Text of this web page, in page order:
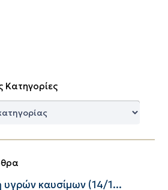
Κατηγορίες
υγρών καυσίμων (14/1...